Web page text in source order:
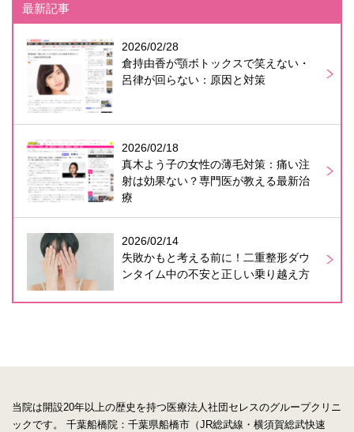
最新記事
2026/02/28
倉持由香が顎ボトックスで笑えない・
呂律が回らない：原因と対策
2026/02/18
真木よう子の女性の薄毛対策：痛い注
射は効果ない？専門医が教える最新治
療
2026/02/14
失敗かもと考える前に！二重整形ダウ
ンタイム中の不安と正しい乗り越え方
当院は開設20年以上の歴史を持つ医療法人社団セレスのグループクリニ
ックです。
千葉船橋院：千葉県船橋市（JR総武線・横須賀総武快速